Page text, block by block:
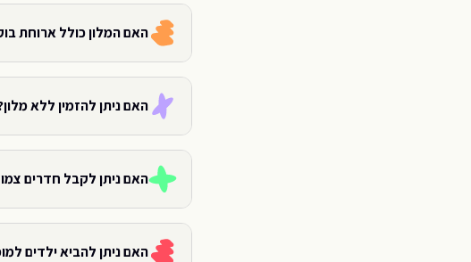
האם המלון כולל ארוחת
האם ניתן להזמין ללא
האם ניתן לקבל חדרים
האם ניתן להביא ילדים